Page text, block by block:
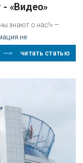
- «Видео»
знают о нас!» —
не
читать статью